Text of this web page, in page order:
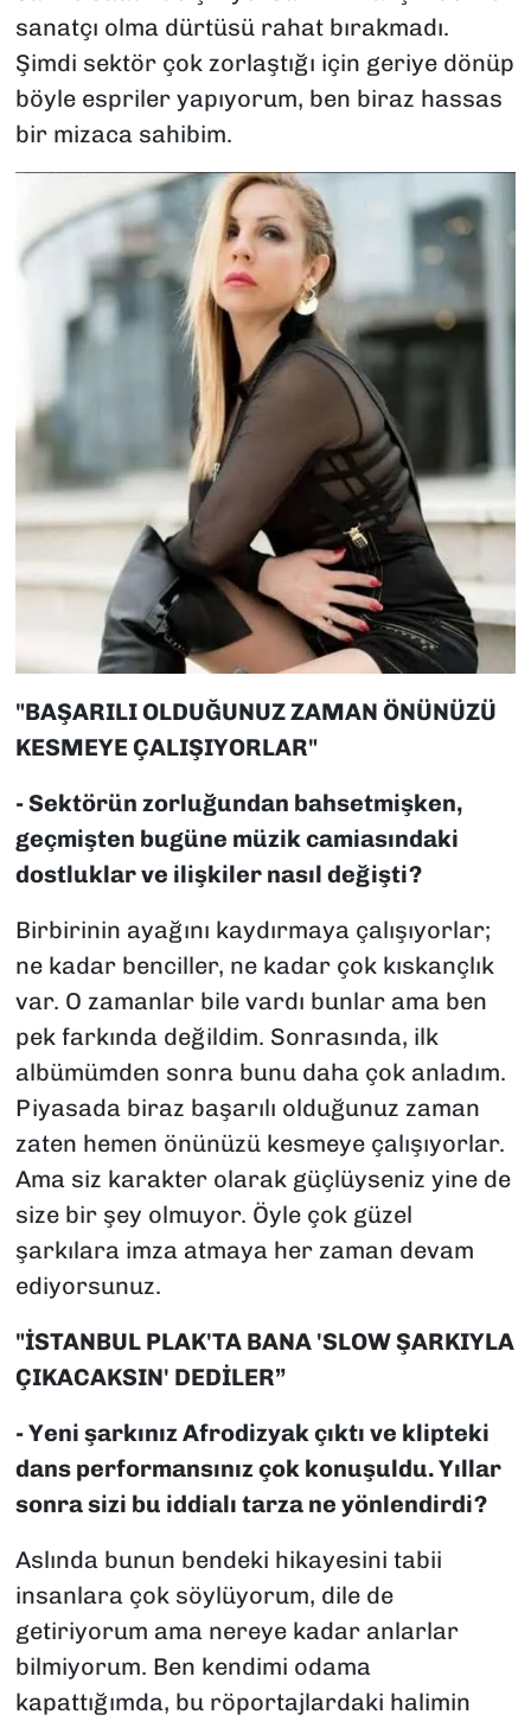
sanatçı olma dürtüsü rahat bırakmadı.
Şimdi sektör çok zorlaştığı için geriye dönüp
böyle espriler yapıyorum, ben biraz hassas
bir mizaca sahibim.
"BAŞARILI OLDUĞUNUZ ZAMAN ÖNÜNÜZÜ
KESMEYE ÇALIŞIYORLAR"
- Sektörün zorluğundan bahsetmişken,
geçmişten bugüne müzik camiasındaki
dostluklar ve ilişkiler nasıl değişti?
Birbirinin ayağını kaydırmaya çalışıyorlar;
ne kadar benciller, ne kadar çok kıskançlık
var. O zamanlar bile vardı bunlar ama ben
pek farkında değildim. Sonrasında, ilk
albümümden sonra bunu daha çok anladım.
Piyasada biraz başarılı olduğunuz zaman
zaten hemen önünüzü kesmeye çalışıyorlar.
Ama siz karakter olarak güçlüyseniz yine de
size bir şey olmuyor. Öyle çok güzel
şarkılara imza atmaya her zaman devam
ediyorsunuz.
"İSTANBUL PLAK'TA BANA 'SLOW ŞARKIYLA
ÇIKACAKSIN' DEDİLER”
- Yeni şarkınızAfrodizyakçıktı ve klipteki
dans performansınız çok konuşuldu. Yıllar
sonra sizi bu iddialı tarza ne yönlendirdi?
Aslında bunun bendeki hikayesini tabii
insanlara çok söylüyorum, dile de
getiriyorum ama nereye kadar anlarlar
bilmiyorum. Ben kendimi odama
kapattığımda, bu röportajlardaki halimin